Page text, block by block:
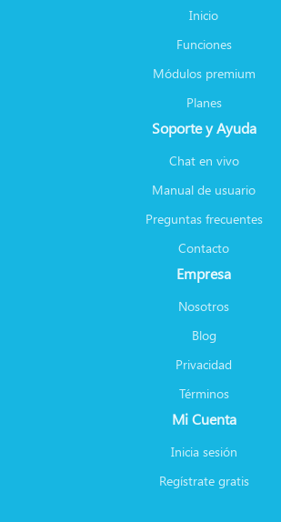
Inicio
Funciones
Módulos premium
Planes
Soporte y Ayuda
Chat en vivo
Manual de usuario
Preguntas frecuentes
Contacto
Empresa
Nosotros
Blog
Privacidad
Términos
Mi Cuenta
Inicia sesión
Regístrate gratis